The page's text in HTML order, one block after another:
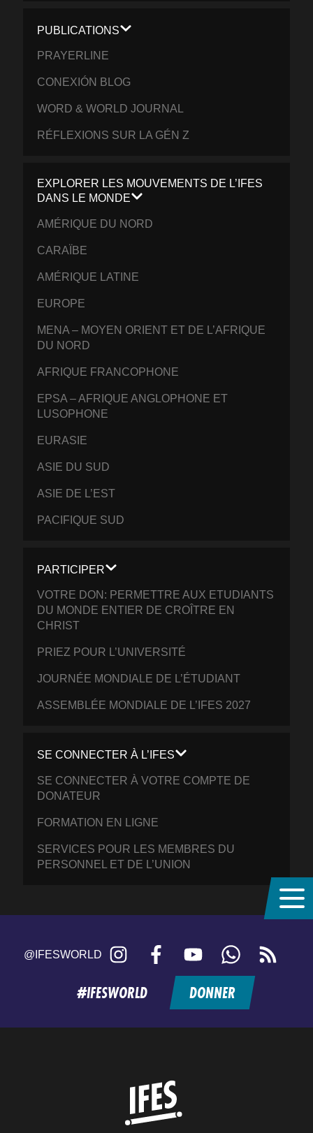
PUBLICATIONS
PRAYERLINE
CONEXIÓN BLOG
WORD & WORLD JOURNAL
RÉFLEXIONS SUR LA GÉN Z
EXPLORER LES MOUVEMENTS DE L’IFES
DANS LE MONDE
AMÉRIQUE DU NORD
CARAÏBE
AMÉRIQUE LATINE
EUROPE
MENA – MOYEN ORIENT ET DE L’AFRIQUE
DU NORD
AFRIQUE FRANCOPHONE
EPSA – AFRIQUE ANGLOPHONE ET
LUSOPHONE
EURASIE
ASIE DU SUD
ASIE DE L’EST
PACIFIQUE SUD
PARTICIPER
VOTRE DON: PERMETTRE AUX ETUDIANTS
DU MONDE ENTIER DE CROÎTRE EN
CHRIST
PRIEZ POUR L’UNIVERSITÉ
JOURNÉE MONDIALE DE L’ÉTUDIANT
ASSEMBLÉE MONDIALE DE L’IFES 2027
SE CONNECTER À L’IFES
SE CONNECTER À VOTRE COMPTE DE
DONATEUR
FORMATION EN LIGNE
SERVICES POUR LES MEMBRES DU
PERSONNEL ET DE L’UNION
@IFESWORLD Instagram Facebook YouTube WhatsApp
#IFESWORLD DONNER